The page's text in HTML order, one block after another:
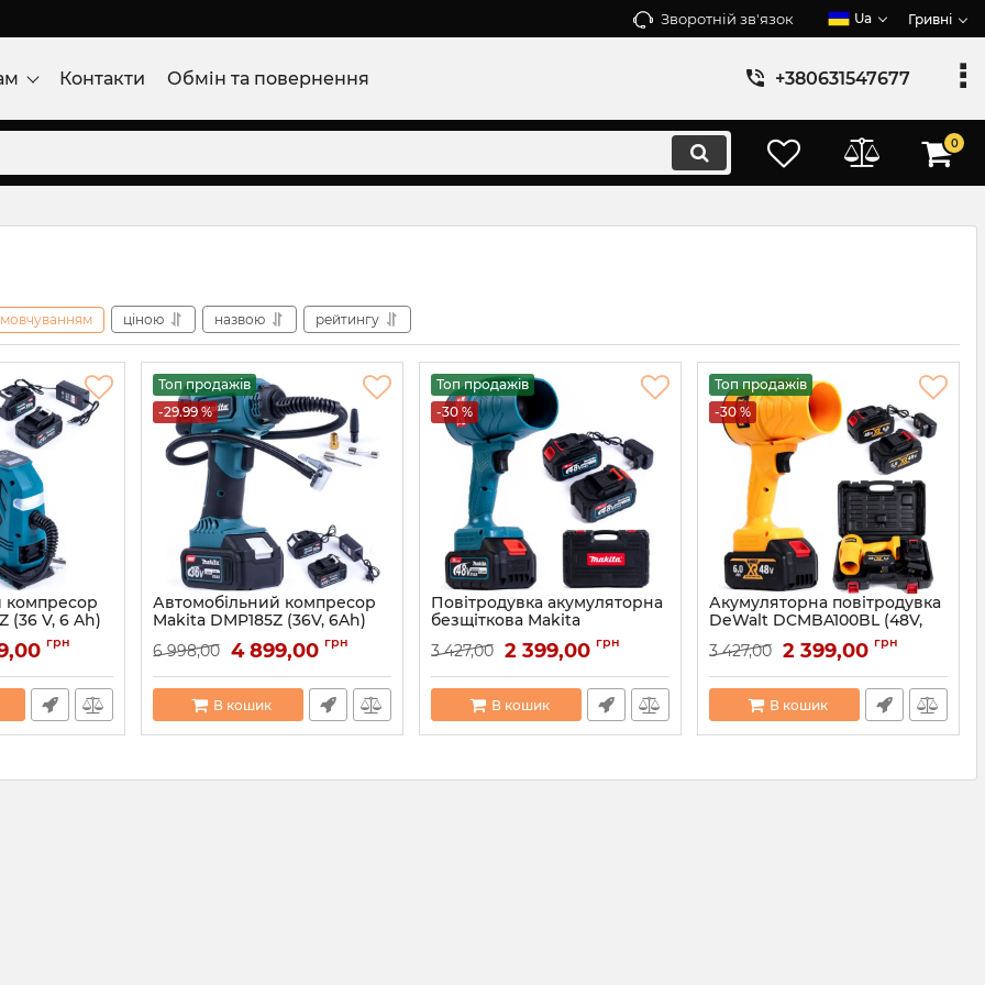
Зворотній зв'язок Ua Гривні
Контакти Обмін та повернення +380631547677
0
ціною назвою рейтингу
компресор
(36 V, 6 Ah)
грн
Топ продажів
-29.99 %
Автомобільний компресор
Makita DMP185Z (36V, 6Ah)
акумуляторний компресор
Макіта для авто 12V
Артикул:
6 998,00 4 899,00 грн
В кошик
Топ продажів
-30 %
Повітродувка акумуляторна
безщіткова Makita
DUB100LXT (48V, 6AH)
Повітродувка для листя
Макіта
Артикул:
3 427,00 2 399,00 грн
В кошик
Топ продажів
-30 %
Акумуляторна повітродувка
DeWalt DCMBA100BL (48V,
повітродувка для листя
девольт
Артикул:
3 427,00 2 399,00 грн
В кошик